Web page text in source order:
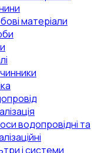
матеріали
водопровідні та
і системи